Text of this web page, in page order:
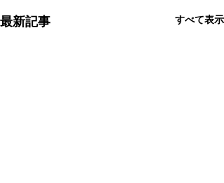
最新記事 すべて表示